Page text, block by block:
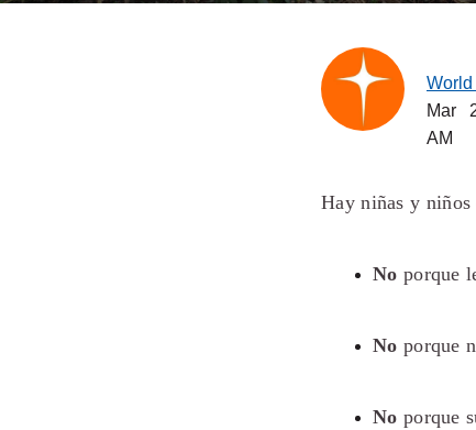
Mar
AM
Hay niñas y niños
No porque
No porque
No porque